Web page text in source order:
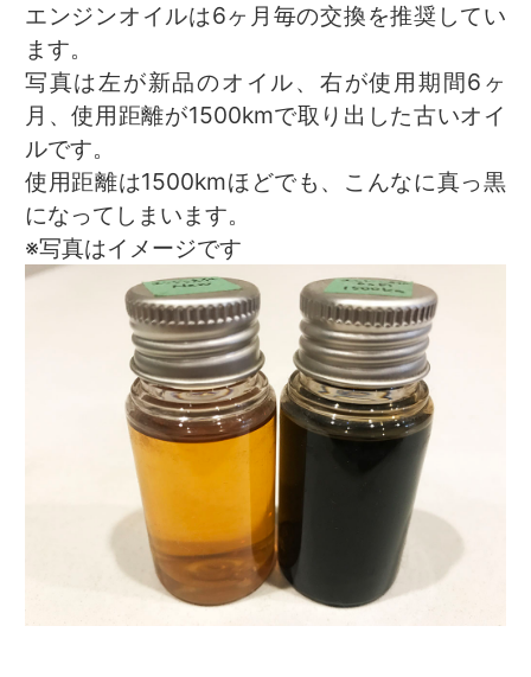
エンジンオイルは6ヶ月毎の交換を推奨してい
ます。
写真は左が新品のオイル、右が使用期間6ヶ
月、使用距離が1500kmで取り出した古いオイ
ルです。
使用距離は1500kmほどでも、こんなに真っ黒
になってしまいます。
※写真はイメージです